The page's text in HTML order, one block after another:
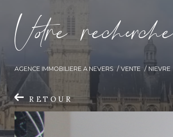
Vore recece
AGENCE IMMOBILIERE A NEVERS VENTE NIEVRE
RETOUR